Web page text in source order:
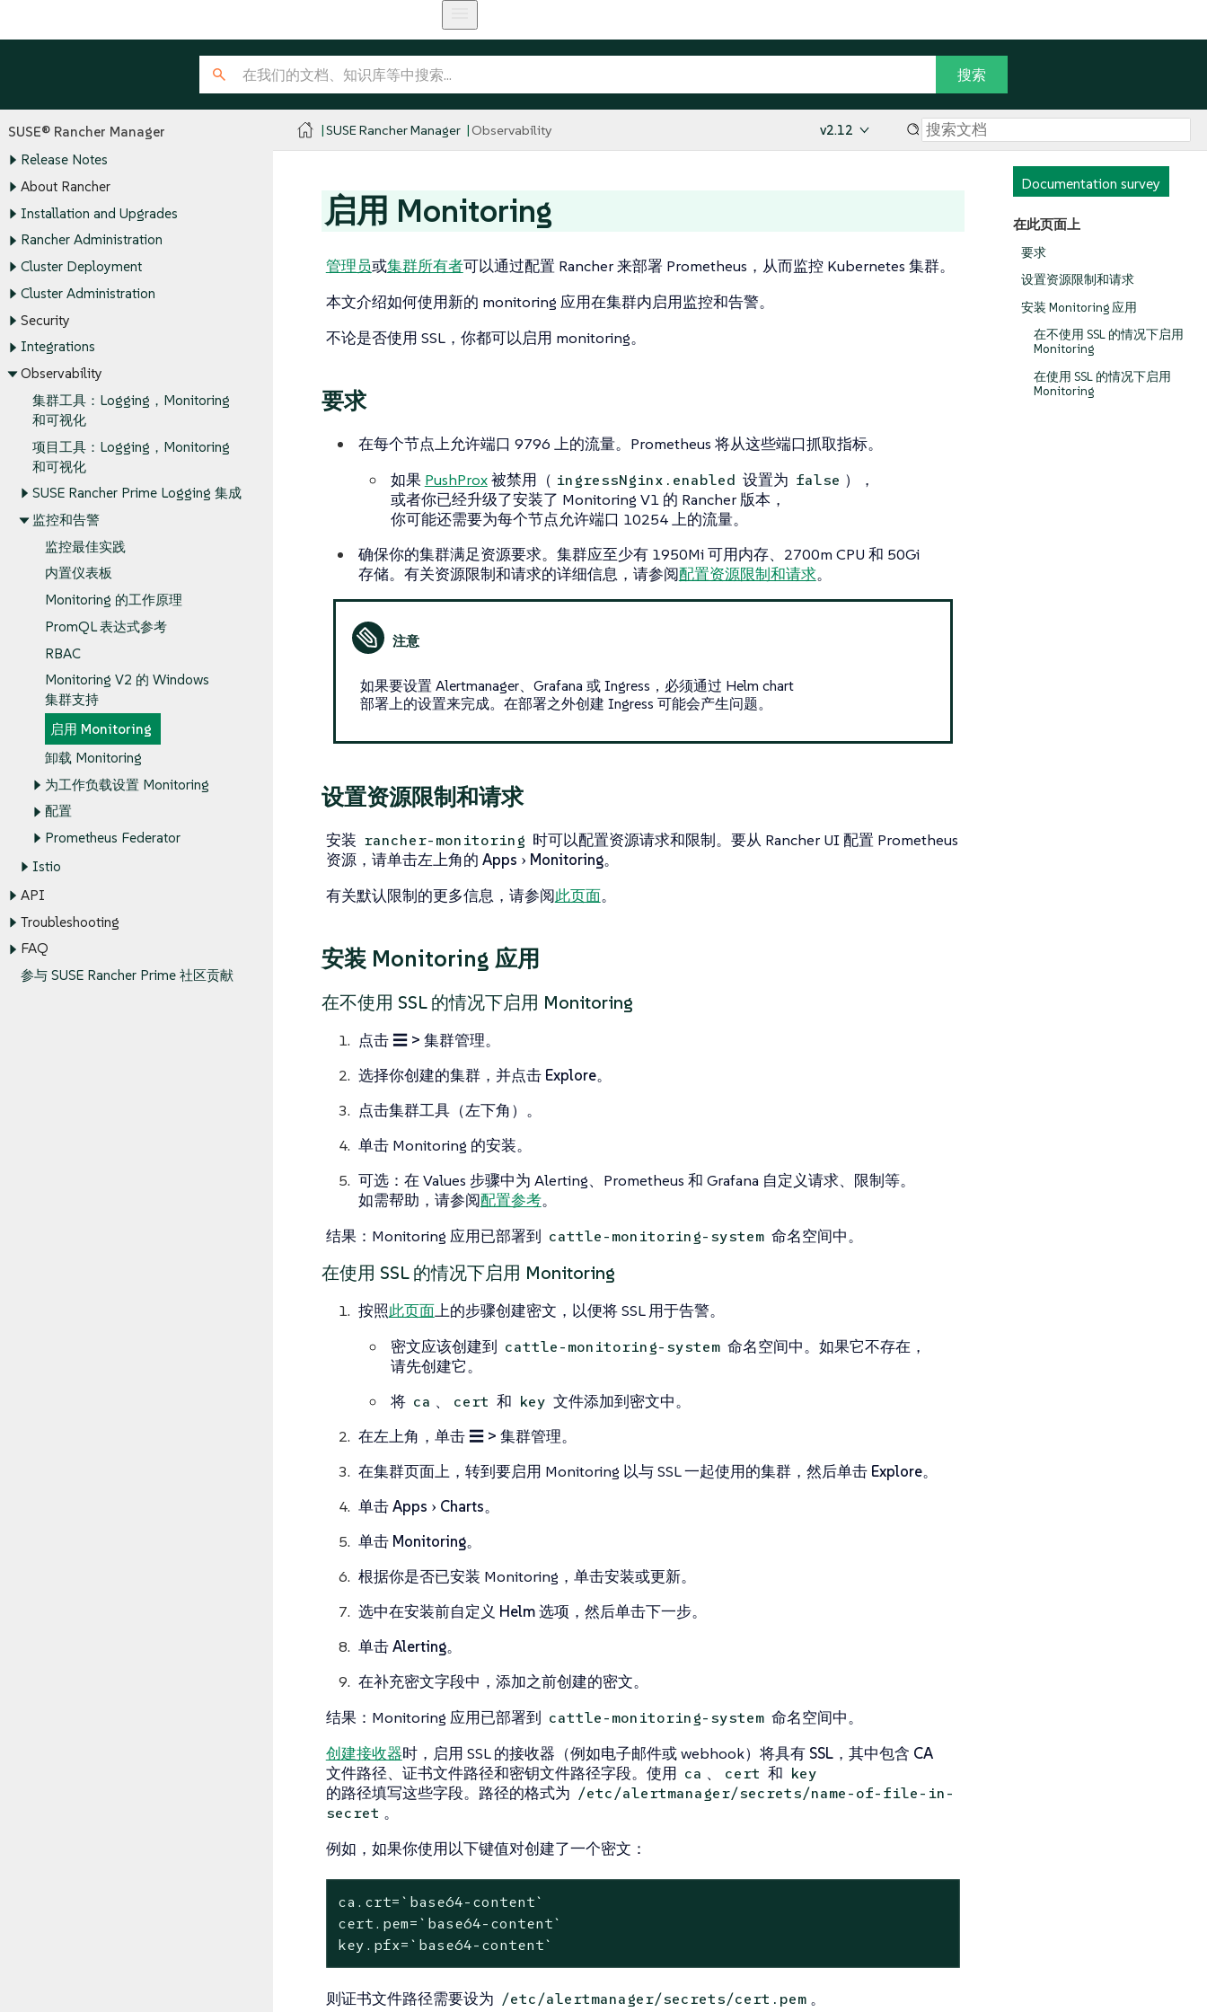
SUSE® Rancher Manager
Release Notes
About Rancher
Installation and Upgrades
Rancher Administration
Cluster Deployment
Cluster Administration
Security
Integrations
Observability
集群工具：Logging，Monitoring
和可视化
项目工具：Logging，Monitoring
和可视化
SUSE Rancher Prime Logging 集成
监控和告警
监控最佳实践
内置仪表板
Monitoring 的工作原理
PromQL 表达式参考
RBAC
Monitoring V2 的 Windows
集群支持
启用 Monitoring
卸载 Monitoring
为工作负载设置 Monitoring
配置
Prometheus Federator
Istio
API
Troubleshooting
FAQ
参与 SUSE Rancher Prime 社区贡献
SUSE Rancher Manager Observability v2.12
Documentation survey
在此页面上
要求
设置资源限制和请求
安装 Monitoring 应用
在不使用 SSL 的情况下启用
Monitoring
在使用 SSL 的情况下启用
Monitoring
启用 Monitoring
管理员或集群所有者可以通过配置 Rancher 来部署 Prometheus，从而监控 Kubernetes 集群。
本文介绍如何使用新的 monitoring 应用在集群内启用监控和告警。
不论是否使用 SSL，你都可以启用 monitoring。
要求
在每个节点上允许端口 9796 上的流量。Prometheus 将从这些端口抓取指标。
如果 PushProx被禁用（ ingressNginx.enabled 设置为 false ），
或者你已经升级了安装了 Monitoring V1 的 Rancher 版本，
你可能还需要为每个节点允许端口 10254 上的流量。
确保你的集群满足资源要求。集群应至少有 1950Mi 可用内存、2700m CPU 和 50Gi
存储。有关资源限制和请求的详细信息，请参阅配置资源限制和请求。
如果要设置 Alertmanager、Grafana 或 Ingress，必须通过 Helm chart
部署上的设置来完成。在部署之外创建 Ingress 可能会产生问题。
设置资源限制和请求
安装 rancher-monitoring 时可以配置资源请求和限制。要从 Rancher UI 配置 Prometheus
资源，请单击左上角的 Apps Monitoring。
有关默认限制的更多信息，请参阅此页面。
安装 Monitoring 应用
在不使用 SSL 的情况下启用 Monitoring
点击 ☰ > 集群管理。
选择你创建的集群，并点击 Explore。
点击集群工具（左下角）。
单击 Monitoring 的安装。
可选：在 Values 步骤中为 Alerting、Prometheus 和 Grafana 自定义请求、限制等。
如需帮助，请参阅配置参考。
结果 ：Monitoring 应用已部署到 cattle-monitoring-system 命名空间中。
在使用 SSL 的情况下启用 Monitoring
按照此页面上的步骤创建密文，以便将 SSL 用于告警。
密文应该创建到 cattle-monitoring-system 命名空间中。如果它不存在，
请先创建它。
将 ca 、 cert 和 key 文件添加到密文中。
在左上角，单击 ☰ > 集群管理。
在集群页面上，转到要启用 Monitoring 以与 SSL 一起使用的集群，然后单击 Explore。
单击Apps Charts。
单击 Monitoring。
根据你是否已安装 Monitoring，单击安装或更新。
选中在安装前自定义 Helm 选项 ，然后单击下一步。
单击Alerting。
在补充密文字段中，添加之前创建的密文。
结果 ：Monitoring 应用已部署到 cattle-monitoring-system 命名空间中。
创建接收器时，启用 SSL 的接收器（例如电子邮件或 webhook）将具有 SSL，其中包含 CA
文件路径、 证书文件路径和密钥文件路径字段。使用 ca 、 cert 和 key
的路径填写这些字段。路径的格式为 /etc/alertmanager/secrets/name-of-file-in-
secret 。
例如，如果你使用以下键值对创建了一个密文：
ca.crt=`base64-content`
cert.pem=`base64-content`
key.pfx=`base64-content`
则证书文件路径需要设为 /etc/alertmanager/secrets/cert.pem 。